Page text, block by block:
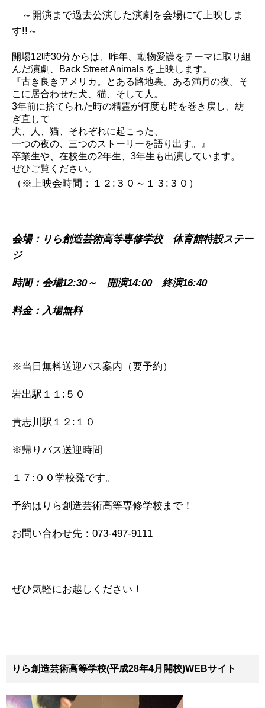
～開演まで過去公演した演劇を会場にて上映しま
す!!～
開場12時30分からは、昨年、動物愛護をテーマに取り組
んだ演劇、Back Street Animals を上映します。
『古き良きアメリカ。とある路地裏。ある満月の夜。そ
こに居合わせた犬、猫、そして人。
3年前に捨てられた時の精霊が何度も時を巻き戻し、紡
ぎ直して
犬、人、猫、それぞれに起こった、
一つの夜の、三つのストーリーを語り出す。』
卒業生や、在校生の2年生、3年生も出演しています。
ぜひご覧ください。
（※上映会時間：１２:３０～１３:３０）
会場：りら創造芸術高等専修学校 体育館特設ステー
ジ
時間：会場12:30～ 開演14:00 終演16:40
料金：入場無料
※当日無料送迎バス案内（要予約）
岩出駅１１:５０
貴志川駅１２:１０
※帰りバス送迎時間
１７:００学校発です。
予約はりら創造芸術高等専修学校まで！
お問い合わせ先：073‐497‐9111
ぜひ気軽にお越しください！
りら創造芸術高等学校(平成28年4月開校)WEBサイト